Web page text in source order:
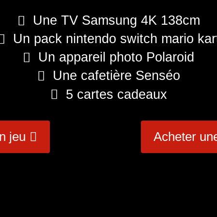
Une TV Samsung 4K 138cm
Un pack nintendo switch mario
Un appareil photo Polaroid
Une cafetière Senséo
5 cartes cadeaux
jeu Acheter